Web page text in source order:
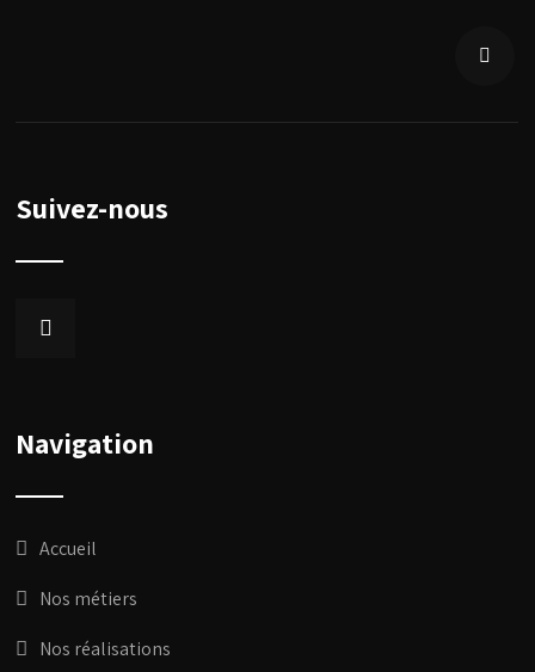
Suivez-nous
Navigation
Accueil
Nos métiers
Nos réalisations